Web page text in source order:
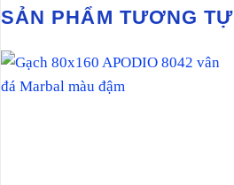
SẢN PHẨM TƯƠNG TỰ